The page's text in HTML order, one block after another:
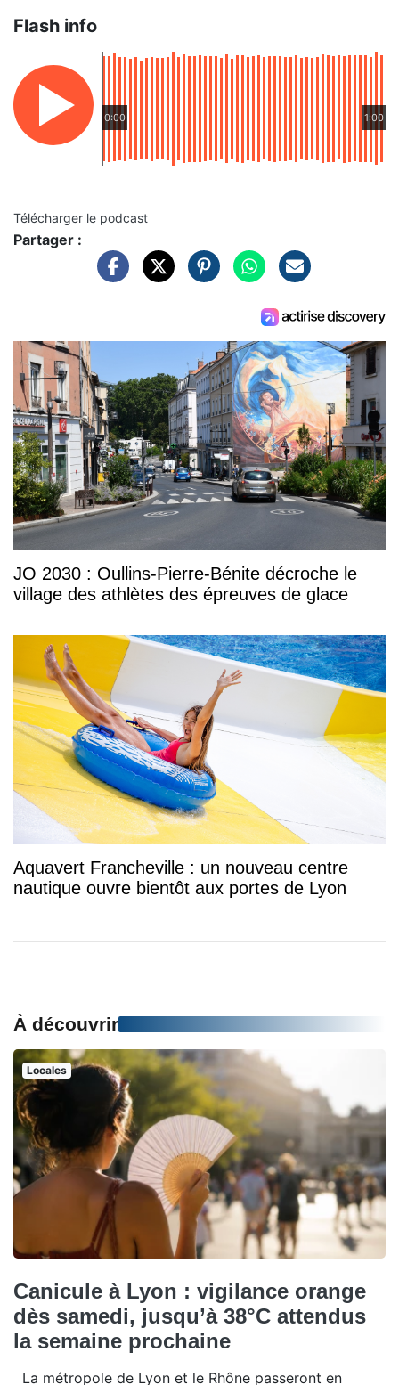
Flash info
0:00 1:00
Télécharger le podcast
Partager :
JO 2030 : Oullins-Pierre-Bénite décroche le
village des athlètes des épreuves de glace
Aquavert Francheville : un nouveau centre
nautique ouvre bientôt aux portes de Lyon
À découvrir
Locales
Canicule à Lyon : vigilance orange
dès samedi, jusqu’à 38°C attendus
la semaine prochaine
La métropole de Lyon et le Rhône passeront en